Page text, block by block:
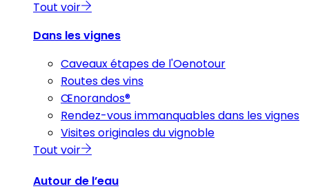
Tout voir
Dans les vignes
Caveaux étapes de l'Oenotour
Routes des vins
Œnorandos®
Rendez-vous immanquables dans les vignes
Visites originales du vignoble
Tout voir
Autour de l’eau